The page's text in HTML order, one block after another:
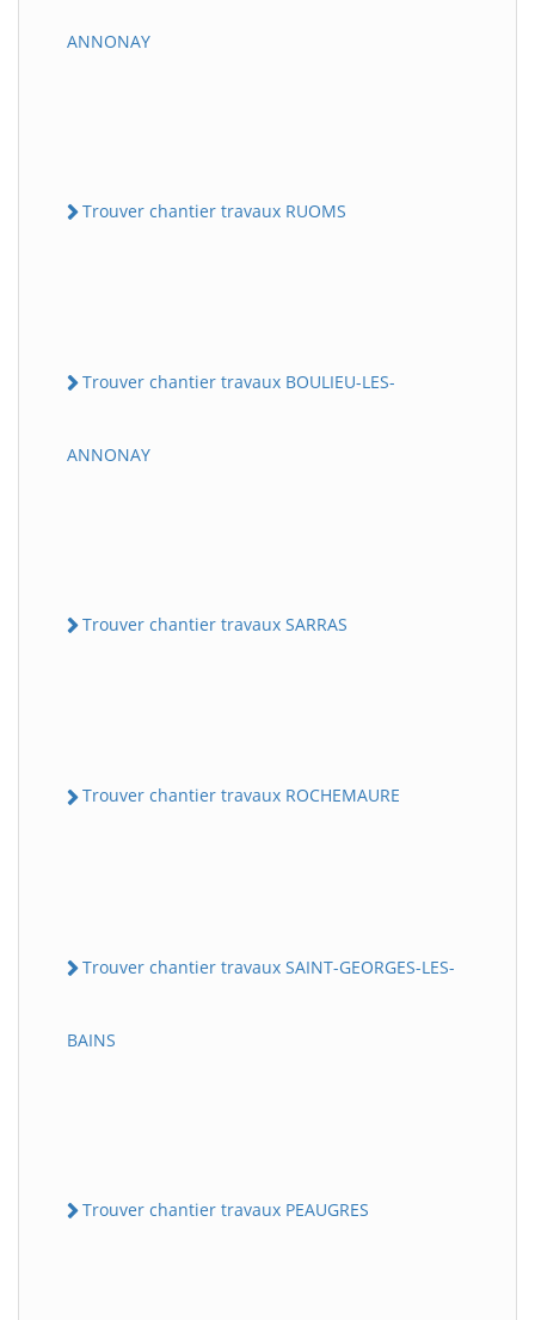
ANNONAY
Trouver chantier travaux RUOMS
Trouver chantier travaux BOULIEU-LES-
ANNONAY
Trouver chantier travaux SARRAS
Trouver chantier travaux ROCHEMAURE
Trouver chantier travaux SAINT-GEORGES-LES-
BAINS
Trouver chantier travaux PEAUGRES